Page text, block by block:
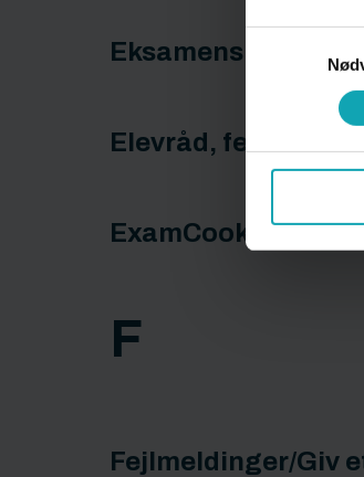
Eksamenshæftet
Elevråd,
ExamCookie -
F
Fejlmeldinger/Giv